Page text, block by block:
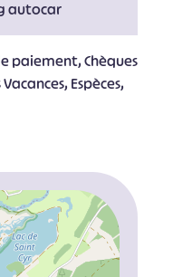
autocar
paiement, Chèques
Espèces,